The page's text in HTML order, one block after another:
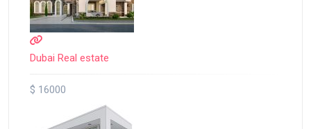
Dubai Real estate
$ 16000